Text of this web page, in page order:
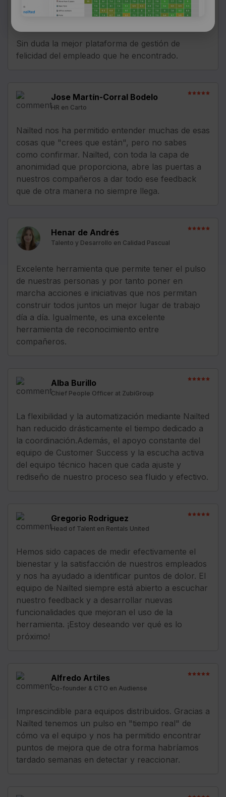
Maider V
Chief Hapiness Officer
Sin duda la mejor plataforma de gestión de
felicidad del empleado que he encontrado.
Jose Martín-Corral Bodelo
HR en Carto
Nailted nos ha permitido entender muchas de esas
cosas que "crees que están", pero no sabes
como confirmar. Nailted, con toda la capa de
anonimidad que proporciona, abre las puertas a
nuestros compañeros a dar todo ese feedback
que de otra manera no siempre llega.
Henar de Andrés
Talento y Desarrollo en Calidad Pascual
Excelente herramienta que permite tener el pulso
de nuestras personas y por tanto poner en
marcha acciones e iniciativas que nos permitan
construir todos juntos un mejor lugar de trabajo
día a día. Igualmente, es una excelente
herramienta de reconocimiento entre
compañeros.
Alba Burillo
Chief People Officer at ZubiGroup
La flexibilidad y la automatización mediante Nailted
han reducido drásticamente el tiempo dedicado a
la coordinación.Además, el apoyo constante del
equipo de Customer Success y la escucha activa
del equipo técnico hacen que cada ajuste y
rediseño de nuestro proceso sea fluido y efectivo.
Gregorio Rodriguez
Head of Talent en Rentals United
Hemos sido capaces de medir efectivamente el
bienestar y la satisfacción de nuestros empleados
y nos ha ayudado a identificar puntos de dolor. El
equipo de Nailted siempre está abierto a escuchar
nuestro feedback y a desarrollar nuevas
funcionalidades que mejoran el uso de la
herramienta. ¡Estoy deseando ver qué es lo
próximo!
Alfredo Artiles
Co-founder & CTO en Audiense
Imprescindible para equipos distribuidos. Gracias a
Nailted tenemos un pulso en "tiempo real" de
cómo va el equipo y nos ha permitido encontrar
puntos de mejora que de otra forma habríamos
tardado semanas en detectar y reaccionar.